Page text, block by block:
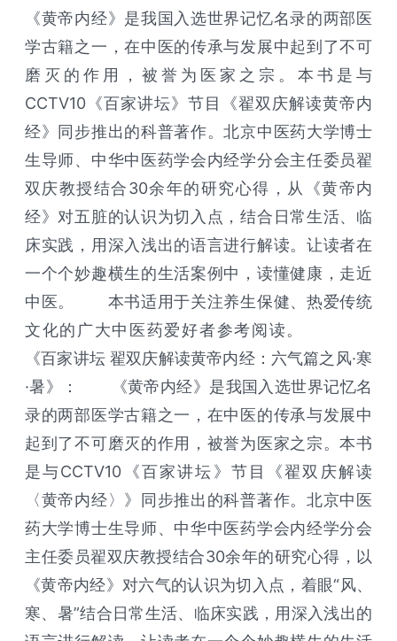
《黄帝内经》是我国入选世界记忆名录的两部医
学古籍之一，在中医的传承与发展中起到了不可
磨灭的作用，被誉为医家之宗。本书是与
CCTV10《百家讲坛》节目《翟双庆解读黄帝内
经》同步推出的科普著作。北京中医药大学博士
生导师、中华中医药学会内经学分会主任委员翟
双庆教授结合30余年的研究心得，从《黄帝内
经》对五脏的认识为切入点，结合日常生活、临
床实践，用深入浅出的语言进行解读。让读者在
一个个妙趣横生的生活案例中，读懂健康，走近
中医。 本书适用于关注养生保健、热爱传统
文化的广大中医药爱好者参考阅读。
《百家讲坛 翟双庆解读黄帝内经：六气篇之风·寒
·暑》： 《黄帝内经》是我国入选世界记忆名
录的两部医学古籍之一，在中医的传承与发展中
起到了不可磨灭的作用，被誉为医家之宗。本书
是与CCTV10《百家讲坛》节目《翟双庆解读
〈黄帝内经〉》同步推出的科普著作。北京中医
药大学博士生导师、中华中医药学会内经学分会
主任委员翟双庆教授结合30余年的研究心得，以
《黄帝内经》对六气的认识为切入点，着眼“风、
寒、暑”结合日常生活、临床实践，用深入浅出的